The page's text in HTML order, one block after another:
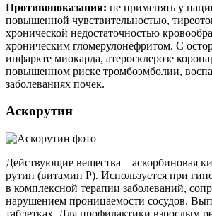
Противопоказания: не применять у
повышенной чувствительностью,
хронической недостаточностью
хроническим гломерулонефритом. С
инфаркте миокарда, атеросклерозе
повышенном риске тромбоэмболии,
заболеваниях почек.
Аскорутин
Действующие вещества – аскорбиновая
рутин (витамин Р). Используется при
в комплексной терапии заболеваний,
нарушением проницаемости сосудов.
таблетках. Для профилактики взрослым